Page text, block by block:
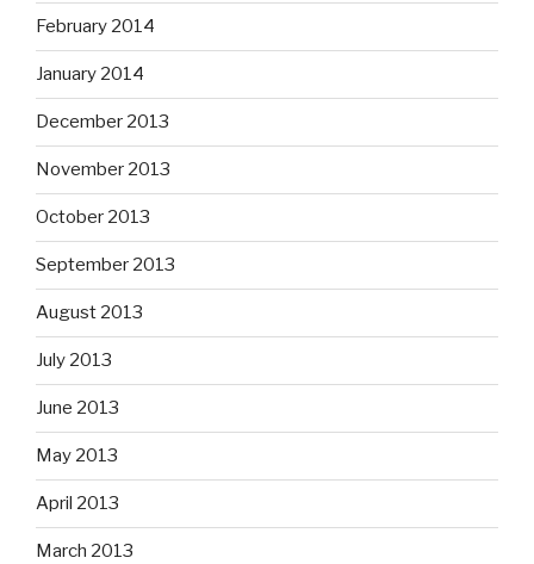
February 2014
January 2014
December 2013
November 2013
October 2013
September 2013
August 2013
July 2013
June 2013
May 2013
April 2013
March 2013